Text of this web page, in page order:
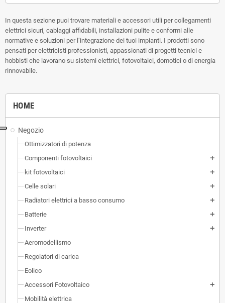
HOME
Negozio
Ottimizzatori di potenza
Componenti fotovoltaici
add
kit fotovoltaici add
Celle solari add
Radiatori elettrici a basso consumo add
Batterie add
Inverter add
Aeromodellismo
Regolatori di carica
Eolico
Accessori Fotovoltaico
add
Mobilità elettrica
In questa sezione puoi trovare materiali e accessori utili per collegamenti
elettrici sicuri, cablaggi affidabili, installazioni pulite e conformi alle
normative e soluzioni per l’integrazione dei tuoi impianti. I prodotti sono
pensati per elettricisti professionisti, appassionati di progetti tecnici e
hobbisti che lavorano su sistemi elettrici, fotovoltaici, domotici o di energia
rinnovabile.